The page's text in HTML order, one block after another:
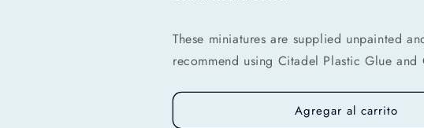
These miniatures are supplied unpainted
recommend using Citadel Plastic Glue and
Agregar al carrito
Compra ahora y paga a meses sin
Agrega tu producto al carrito y
elige pagar con